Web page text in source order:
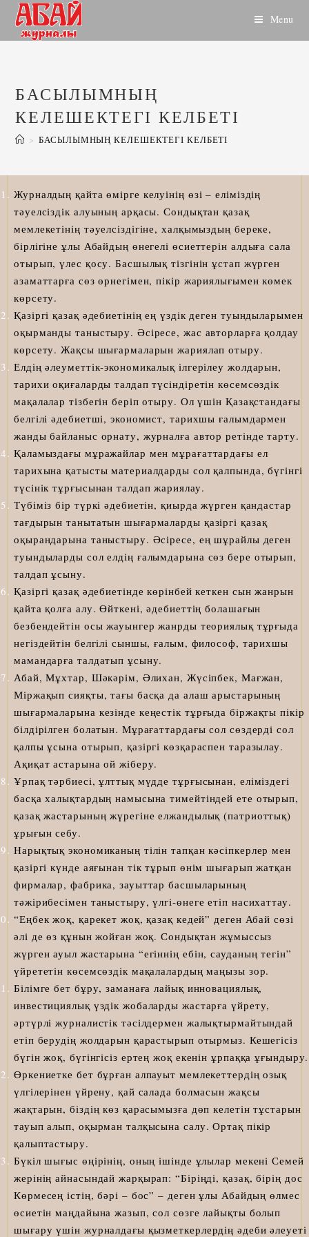
Skip
content
Menu
БАСЫЛЫМНЫҢ
КЕЛЕШЕКТЕГІ КЕЛБЕТІ
> БАСЫЛЫМНЫҢ КЕЛЕШЕКТЕГІ КЕЛБЕТІ
Журналдың қайта өмірге келуінің өзі – еліміздің
тәуелсіздік алуының арқасы. Сондықтан қазақ
мемлекетінің тәуелсіздігіне, халқымыздың береке,
бірлігіне ұлы Абайдың өнегелі өсиеттерін алдыға сала
отырып, үлес қосу. Басшылық тізгінін ұстап жүрген
азаматтарға сөз өрнегімен, пікір жариялығымен көмек
көрсету.
Қазіргі қазақ әдебиетінің ең үздік деген туындыларымен
оқырманды таныстыру. Әсіресе, жас авторларға қолдау
көрсету. Жақсы шығармаларын жариялап отыру.
Елдің әлеуметтік-экономикалық ілгерілеу жолдарын,
тарихи оқиғаларды талдап түсіндіретін көсемсөздік
мақалалар тізбегін беріп отыру. Ол үшін Қазақстандағы
белгілі әдебиетші, экономист, тарихшы ғалымдармен
жанды байланыс орнату, журналға автор ретінде тарту.
Қаламыздағы мұражайлар мен мұрағаттардағы ел
тарихына қатысты материалдарды сол қалпында, бүгінгі
түсінік тұрғысынан талдап жариялау.
Түбіміз бір түркі әдебиетін, қиырда жүрген қандастар
тағдырын танытатын шығармаларды қазіргі қазақ
оқырандарына таныстыру. Әсіресе, ең шұрайлы деген
туындыларды сол елдің ғалымдарына сөз бере отырып,
талдап ұсыну.
Қазіргі қазақ әдебиетінде көрінбей кеткен сын жанрын
қайта қолға алу. Өйткені, әдебиеттің болашағын
безбендейтін осы жауынгер жанрды теориялық тұрғыда
негіздейтін белгілі сыншы, ғалым, философ, тарихшы
мамандарға талдатып ұсыну.
Абай, Мұхтар, Шәкәрім, Әлихан, Жүсіпбек, Мағжан,
Міржақып сияқты, тағы басқа да алаш арыстарының
шығармаларына кезінде кеңестік тұрғыда біржақты пікір
білдірілген болатын. Мұрағаттардағы сол сөздерді сол
қалпы ұсына отырып, қазіргі көзқараспен таразылау.
Ақиқат астарына ой жіберу.
Ұрпақ тәрбиесі, ұлттық мүдде тұрғысынан, еліміздегі
басқа халықтардың намысына тимейтіндей ете отырып,
қазақ жастарының жүрегіне елжандылық (патриоттық)
ұрығын себу.
Нарықтық экономиканың тілін тапқан кәсіпкерлер мен
қазіргі күнде аяғынан тік тұрып өнім шығарып жатқан
фирмалар, фабрика, зауыттар басшыларының
тәжірибесімен таныстыру, үлгі-өнеге етіп насихаттау.
“Еңбек жоқ, қарекет жоқ, қазақ кедей” деген Абай сөзі
әлі де өз құнын жойған жоқ. Сондықтан жұмыссыз
жүрген ауыл жастарына “егіннің ебін, сауданың тегін”
үйрететін көсемсөздік мақалалардың маңызы зор.
Білімге бет бұру, заманаға лайық инновациялық,
инвестициялық үздік жобаларды жастарға үйрету,
әртүрлі журналистік тәсілдермен жалықтырмайтындай
етіп берудің жолдарын қарастырып отырмыз. Кешегісіз
бүгін жоқ, бүгінгісіз ертең жоқ екенін ұрпаққа ұғындыру.
Өркениетке бет бұрған алпауыт мемлекеттердің озық
үлгілерінен үйрену, қай салада болмасын жақсы
жақтарын, біздің көз қарасымызға дөп келетін тұстарын
тауып алып, оқырман талқысына салу. Ортақ пікір
қалыптастыру.
Бүкіл шығыс өңірінің, оның ішінде ұлылар мекені Семей
жерінің айнасындай жарқырап: “Біріңді, қазақ, бірің дос
Көрмесең істің, бәрі – бос” – деген ұлы Абайдың өлмес
өсиетін маңдайына жазып, сол сөзге лайықты болып
шығару үшін журналдағы қызметкерлердің әдеби әлеуеті